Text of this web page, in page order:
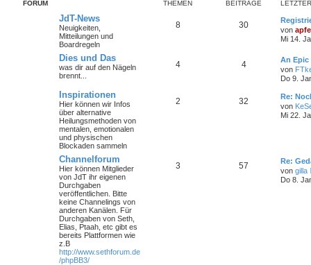
FORUM THEMEN BEITRÄGE
JdT-News
Neuigkeiten,
Mitteilungen und
Boardregeln
8 30
von
Mi 14.
Dies und Das
was dir auf den Nägeln
brennt...
4 4
An Epic
von
Do 9.
Inspirationen
Hier können wir Infos
über alternative
Heilungsmethoden von
mentalen, emotionalen
und physischen
Blockaden sammeln
2 32
Re:
von
Mi 22.
Channelforum
Hier können Mitglieder
von JdT ihr eigenen
Durchgaben
veröffentlichen. Bitte
keine Channelings von
anderen Kanälen. Für
Durchgaben von Seth,
Elias, Ptaah, etc gibt es
bereits Plattformen wie
z.B
http://www.sethforum.de
/phpBB3/
3 57
Re:
von gilla
Do 8.